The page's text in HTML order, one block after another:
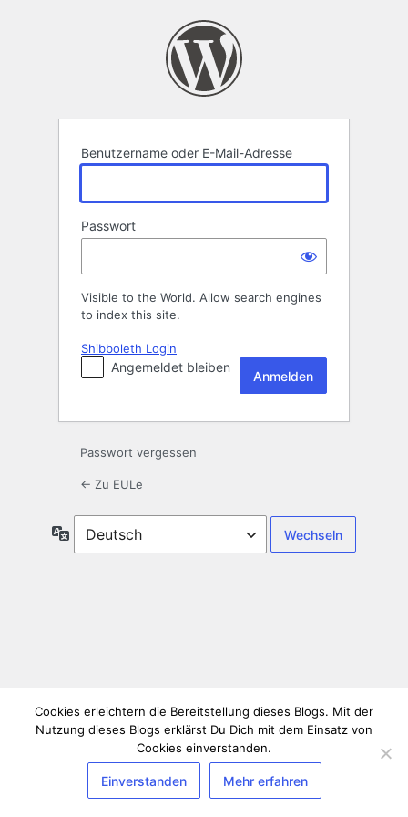
Benutzername oder E-Mail-Adresse
Passwort
Visible to the World. Allow search engines
to index this site.
Shibboleth Login
Angemeldet bleiben
Passwort vergessen
← Zu EULe
Sprache
Cookies erleichtern die Bereitstellung dieses Blogs. Mit der
Nutzung dieses Blogs erklärst Du Dich mit dem Einsatz von
Cookies einverstanden.
Einverstanden Mehr erfahren